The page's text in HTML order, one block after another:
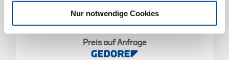
Nur notwendige Cookies
Grundkörper 6-18 mm
1677209/ 278670
Preis auf Anfrage